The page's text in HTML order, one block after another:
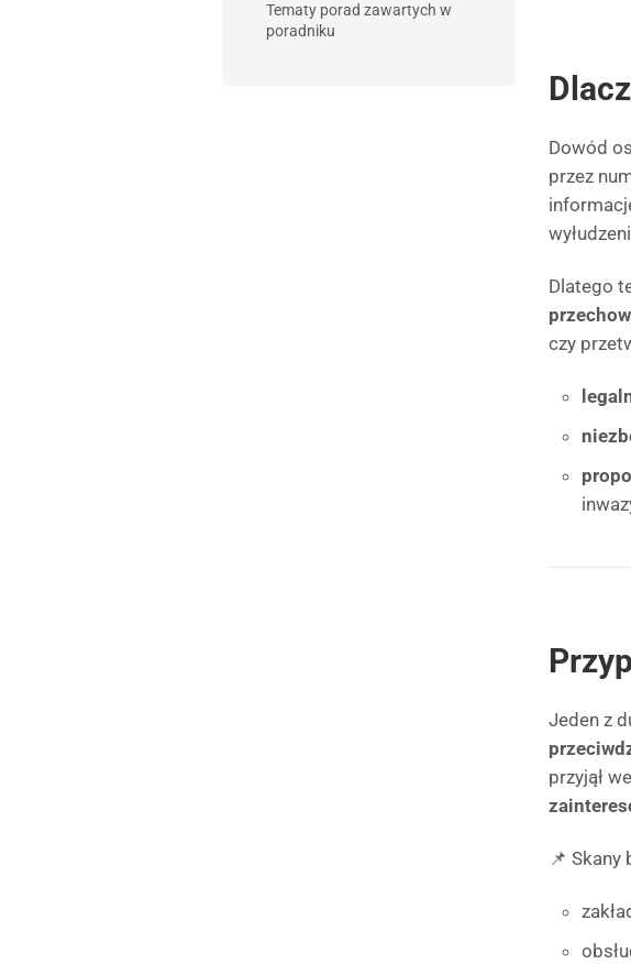
Tematy porad zawartych w
poradniku
Dowód
przez
Dlatego
czy
Jeden z
przyjął
📌 Skany